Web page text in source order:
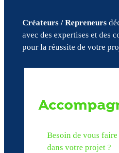
Créateurs / Repreneurs
avec des expertises et des
pour la réussite de votre
Besoin de vous
dans votre projet ?